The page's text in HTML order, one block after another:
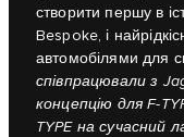
створити першу в
Bespoke, і
автомобілями для
співпрацювали з
концепцію для F-
TYPE на сучасний